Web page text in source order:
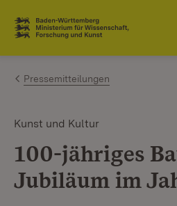
Zum Inhalt springen
Link zur Startseite
Pressemitteilungen
Kunst und Kultur
100-jähriges
Jubiläum im